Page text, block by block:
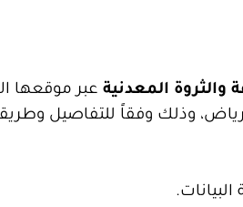
والثروة المعدنية
وذلك وفقاً للتفاصيل